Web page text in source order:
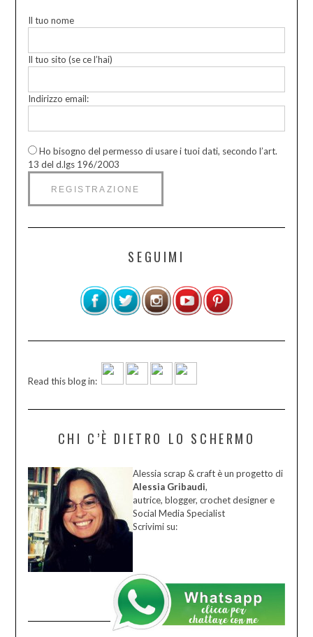
Il tuo nome
Il tuo sito (se ce l’hai)
Indirizzo email:
Ho bisogno del permesso di usare i tuoi dati, secondo l’art.
13 del d.lgs 196/2003
SEGUIMI
Read this blog in:
CHI C’È DIETRO LO SCHERMO
Alessia scrap & craft è un progetto di
Alessia Gribaudi,
autrice, blogger, crochet designer e
Social Media Specialist
Scrivimi su: